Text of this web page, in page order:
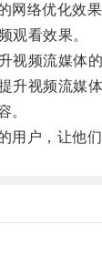
络优化效果
看效果。
流媒体的
视频流媒体
。
户，让他们